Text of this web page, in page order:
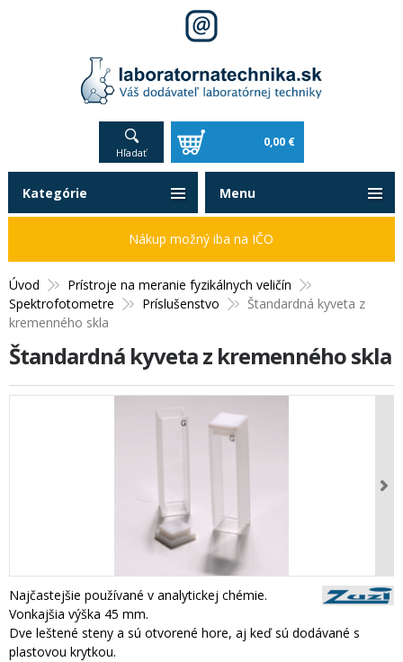
Hľadať
0,00 €
Úvod
Prístroje na meranie fyzikálnych veličín
Spektrofotometre
Príslušenstvo
Štandardná kyveta z
kremenného skla
Štandardná kyveta z kremenného skla
Najčastejšie používané v analytickej chémie.
Vonkajšia výška 45 mm.
Dve leštené steny a sú otvorené hore, aj keď sú dodávané s
plastovou krytkou.
Kategórie
Nákup možný iba na IČO
Menu